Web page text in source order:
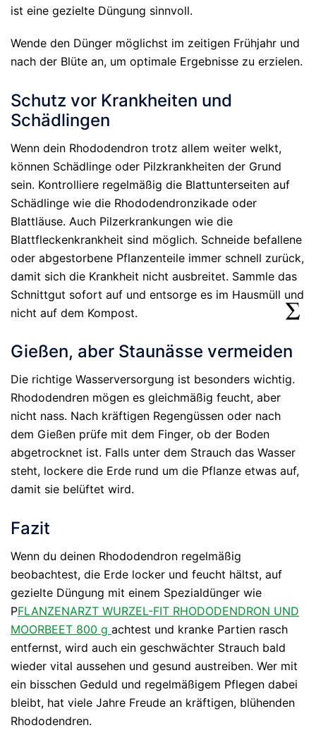
ist eine gezielte Düngung sinnvoll.
Wende den Dünger möglichst im zeitigen Frühjahr und
nach der Blüte an, um optimale Ergebnisse zu erzielen.
Schutz vor Krankheiten und
Schädlingen
Wenn dein Rhododendron trotz allem weiter welkt,
können Schädlinge oder Pilzkrankheiten der Grund
sein. Kontrolliere regelmäßig die Blattunterseiten auf
Schädlinge wie die Rhododendronzikade oder
Blattläuse. Auch Pilzerkrankungen wie die
Blattfleckenkrankheit sind möglich. Schneide befallene
oder abgestorbene Pflanzenteile immer schnell zurück,
damit sich die Krankheit nicht ausbreitet. Sammle das
Schnittgut sofort auf und entsorge es im Hausmüll und
nicht auf dem Kompost.
Gießen, aber Staunässe vermeiden
Die richtige Wasserversorgung ist besonders wichtig.
Rhododendren mögen es gleichmäßig feucht, aber
nicht nass. Nach kräftigen Regengüssen oder nach
dem Gießen prüfe mit dem Finger, ob der Boden
abgetrocknet ist. Falls unter dem Strauch das Wasser
steht, lockere die Erde rund um die Pflanze etwas auf,
damit sie belüftet wird.
Fazit
Wenn du deinen Rhododendron regelmäßig
beobachtest, die Erde locker und feucht hältst, auf
gezielte Düngung mit einem Spezialdünger wie
PFLANZENARZT WURZEL-FIT RHODODENDRON UND
MOORBEET 800 g achtest und kranke Partien rasch
entfernst, wird auch ein geschwächter Strauch bald
wieder vital aussehen und gesund austreiben. Wer mit
ein bisschen Geduld und regelmäßigem Pflegen dabei
bleibt, hat viele Jahre Freude an kräftigen, blühenden
Rhododendren.